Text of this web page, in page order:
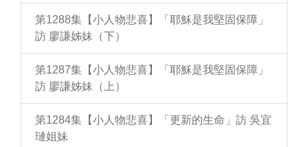
第1288集【小人物悲喜】「耶穌是我堅固保障」
訪 廖謙姊妹（下）
第1287集【小人物悲喜】「耶穌是我堅固保障」
訪 廖謙姊妹（上）
第1284集【小人物悲喜】「更新的生命」訪 吳宜
璉姐妹